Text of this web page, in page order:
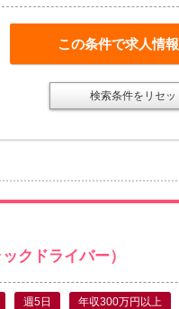
この条件で求人情
検索条件をリセッ
クドライバー）
週5日 年収300万円以上